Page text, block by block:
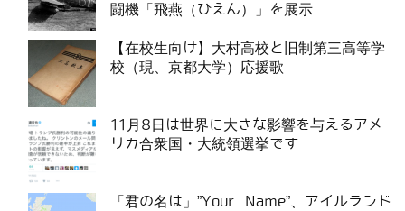
闘機「飛燕（ひえん）」を展示
【在校生向け】大村高校と旧制第三高等学
校（現、京都大学）応援歌
11月8日は世界に大きな影響を与えるアメ
リカ合衆国・大統領選挙です
「君の名は」”Your Name”、アイルランド